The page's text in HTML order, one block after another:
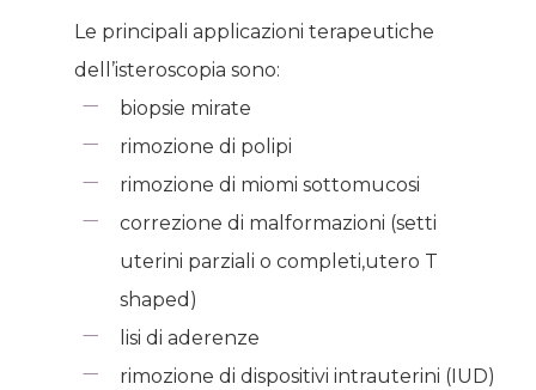
Le principali applicazioni terapeutiche
dell’isteroscopia sono:
biopsie mirate
rimozione di polipi
rimozione di miomi sottomucosi
correzione di malformazioni (setti
uterini parziali o completi,utero T
shaped)
lisi di aderenze
rimozione di dispositivi intrauterini (IUD)